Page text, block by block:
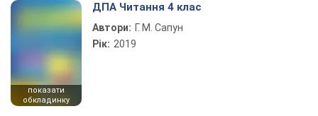
показати
обкладинку
ДПА Читання 4 клас
Автори: Г. М. Сапун
Рік: 2019